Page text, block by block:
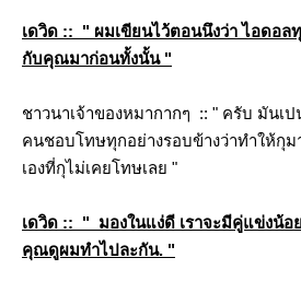
เดวิด :: " ผมเขียนไว้ตอนนึงว่า ไอดอล
กับคุณมาก่อนทั้งนั้น "
ชาวนาเจ้าของหมากากๆ :: " ครับ มัน
คนชอบโทษทุกอย่างรอบข้างว่าทำให้กุ
เองที่กุไม่เคยโทษเลย "
เดวิด :: " มองในแง่ดี เราจะมีคู่แข่งน้
คุณดูผมทำไปละกัน. "